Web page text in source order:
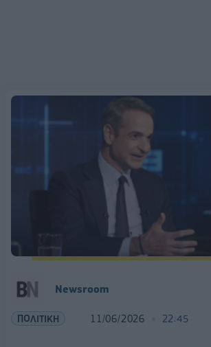
Newsroom
ΠΟΛΙΤΙΚΗ 11/06/2026 22:45